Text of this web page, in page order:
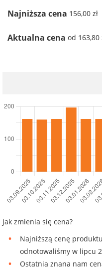
Najniższa cena 156,00 zł
Aktualna cena od 163,80
Jak zmienia się cena?
Najniższą cenę
odnotowaliśmy w lipcu
Ostatnia znana nam